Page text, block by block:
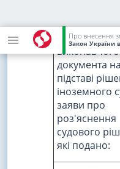
Закон України
заяви про
виконавчого
документа на
підставі
іноземного
заяви про
роз'яснення
судового
які подано: